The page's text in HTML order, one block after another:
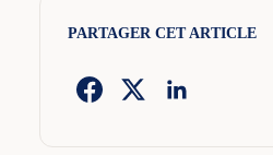
PARTAGER CET ARTICLE